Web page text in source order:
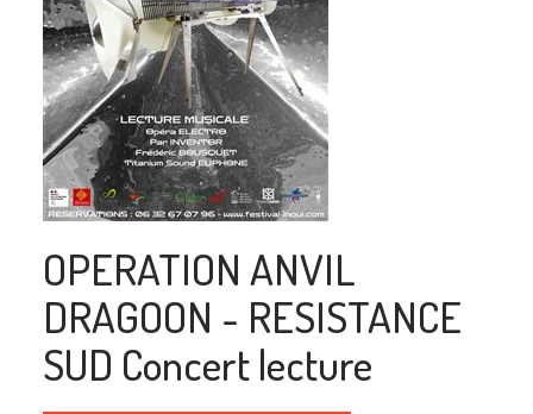
OPERATION ANVIL
DRAGOON - RESISTANCE
SUD Concert lecture